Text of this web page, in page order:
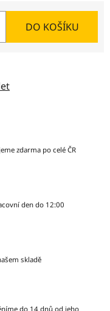
DO KOŠÍKU
zdarma po celé ČR
den do 12:00
skladě
do 14 dnů od jeho